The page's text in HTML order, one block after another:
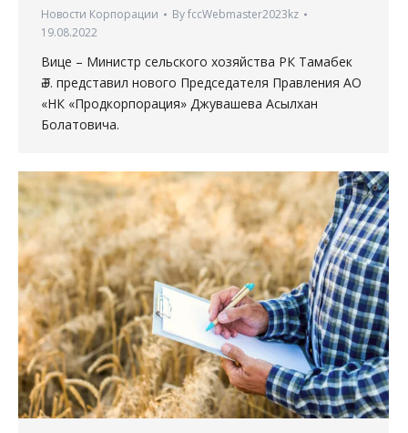
Новости Корпорации ByfccWebmaster2023kz
19.08.2022
Вице – Министр сельского хозяйства РК Тамабек
Ә.Ғ. представил нового Председателя Правления АО
«НК «Продкорпорация» Джувашева Асылхан
Болатовича.